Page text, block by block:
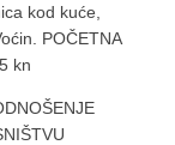
kod kuće,
POČETNA
kn